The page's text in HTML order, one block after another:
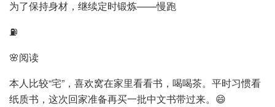
为了保持身材，继续定时锻炼——慢跑
⛽️
🌸阅读
本人比较“宅”，喜欢窝在家里看看书，喝喝茶。平时习惯看
纸质书，这次回家准备再买一批中文书带过来。😄